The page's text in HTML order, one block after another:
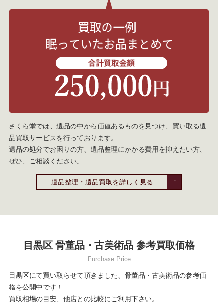
さくら堂では、遺品の中から価値あるものを見つけ、買い取る遺
品買取サービスを行っております。
遺品の処分でお困りの方、遺品整理にかかる費用を抑えたい方、
ぜひ、ご相談ください。
遺品整理・遺品買取を詳しく見る
目黒区 骨董品・古美術品 参考買取価格
目黒区にて買い取らせて頂きました、骨董品・古美術品の参考価
格を公開中です！
買取相場の目安、他店との比較にご利用下さい。